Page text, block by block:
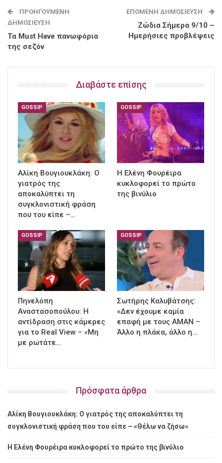
ΠΡΟΗΓΟΎΜΕΝΗ
ΔΗΜΟΣΊΕΥΣΗ
Τα Must Have πανωφόρια
της σεζόν
ΕΠΌΜΕΝΗ ΔΗΜΟΣΊΕΥΣΗ
Ζώδια Σήμερα 9/10 –
Ημερήσιες προβλέψεις
Διαβάστε επίσης
GOSSIP
Αλίκη Βουγιουκλάκη: Ο
γιατρός της
αποκαλύπτει τη
συγκλονιστική φράση
που του είπε –…
GOSSIP
Η Ελένη Φουρέιρα
κυκλοφορεί το πρώτο
της βινύλιο
GOSSIP
Πηνελόπη
Αναστασοπούλου: Η
αντίδραση στις κάμερες
για το Real View – «Μη
με ρωτάτε…
GOSSIP
Σωτήρης Καλυβάτσης:
«Δεν έχουμε καμία
επαφή με τους ΑΜΑΝ –
Άλλο η πλάκα, άλλο η…
Πρόσφατα άρθρα
Αλίκη Βουγιουκλάκη: Ο γιατρός της αποκαλύπτει τη
συγκλονιστική φράση που του είπε – «Θέλω να ζήσω»
Η Ελένη Φουρέιρα κυκλοφορεί το πρώτο της βινύλιο